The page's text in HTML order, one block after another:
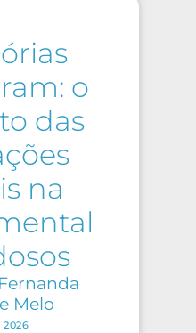
o
das
na
Melo
2026